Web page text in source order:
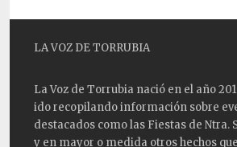
LA VOZ DE TORRUBIA
La Voz de Torrubia nació en el año
ido recopilando información sobre
destacados como las Fiestas de Ntra.
y en mayor o medida otros hechos